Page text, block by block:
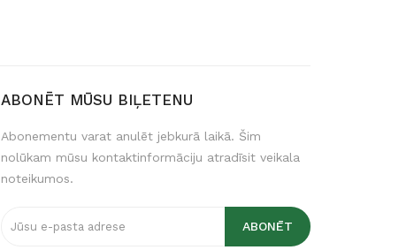
ABONĒT MŪSU BIĻETENU
Abonementu varat anulēt jebkurā laikā. Šim
nolūkam mūsu kontaktinformāciju atradīsit veikala
noteikumos.